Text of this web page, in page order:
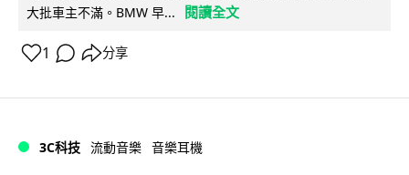
大批車主不滿。BMW 早...
閱讀全文
1 分享
3C科技 流動音樂 音樂耳機